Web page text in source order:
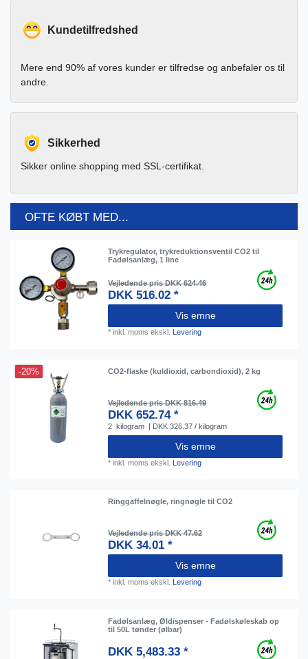
Kundetilfredshed
Mere end 90% af vores kunder er tilfredse og anbefaler os til
andre.
Sikkerhed
Sikker online shopping med SSL-certifikat.
OFTE KØBT MED...
Trykregulator, trykreduktionsventil CO2 til
Fadølsanlæg, 1 line
Vejledende pris DKK 624.46
DKK 516.02 *
Vis emne
*inkl. moms ekskl. Levering
-20% CO2-flaske (kuldioxid, carbondioxid), 2 kg
Vejledende pris DKK 816.49
DKK 652.74 *
2 kilogram | DKK 326.37 / kilogram
Vis emne
*inkl. moms ekskl. Levering
Ringgaffelnøgle, ringnøgle til CO2
Vejledende pris DKK 47.62
DKK 34.01 *
Vis emne
*inkl. moms ekskl. Levering
Fadølsanlæg, Øldispenser - Fadølskøleskab op
til 50L tønder (ølbar)
DKK 5,483.33 *